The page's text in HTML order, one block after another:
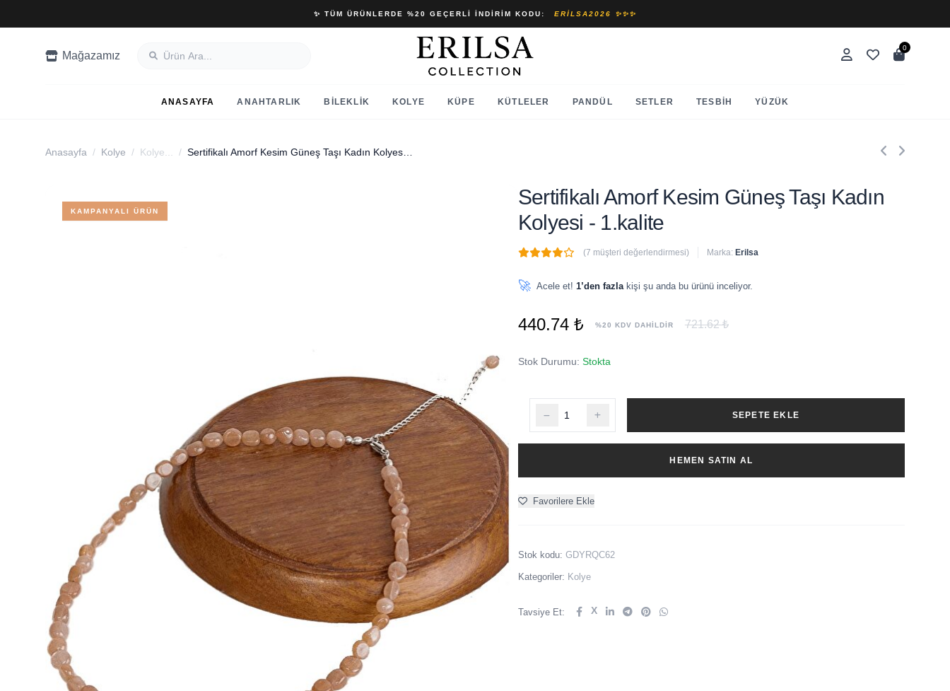
✨ TÜM ÜRÜNLERDE %20 GEÇERLI İNDIRIM KODU: ERILSA2026 ✨✨✨
Mağazamız
0
ANASAYFA ANAHTARLIK BILEKLIK KOLYE KÜPE KÜTLELER PANDÜL SETLER TESBIH YÜZÜK
Anasayfa / Kolye / Kolye... /
KAMPANYALI ÜRÜN
Sertifikalı Amorf Kesim Güneş Taşı Kadın
Kolyesi - 1.kalite
(7 müşteri değerlendirmesi) Marka: Erilsa
🚀 Acele et! 1’den fazlakişi şu anda bu ürünü inceliyor.
440.74 ₺ %20 KDV DAHİLDİR 721.62 ₺
Stok Durumu: Stokta
SEPETE EKLE
HEMEN SATIN AL
Favorilere Ekle
Stok kodu: GDYRQC62
Kategoriler: Kolye
Tavsiye Et: X